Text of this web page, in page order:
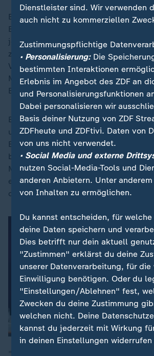
Ein "Fehler" wäre es aber nach seinen
Bedrohungen aus dem Blick zu
jetzt nicht sagen, wir schauen nur auf
zentral die Entwicklung von Drohnen
Verteidigungsfähigkeit ist, wir haben
Marschflugkörper, Raketen und
Bedrohung darstellen."
Bei den neuen Drohnen geht es im
um die Verfügbarkeit großer Mengen
Entwicklungszyklen sind aber sehr
bei Granaten oder Raketen. Es bringt
Militärplanern deswegen wenig,
einer Waffe vorzuhalten, die ihre
oder auch Monaten verloren haben
"Wir brauchen Drohnenabwehr an der
Dienstleister sind. Wir verwenden
auch nicht zu kommerziellen
Zustimmungspflichtige
• Personalisierung:Die
bestimmten Interaktionen
Erlebnis im Angebot des ZDF an
und Personalisierungsfunktionen
Dabei personalisieren wir
Basis deiner Nutzung von ZDF
ZDFheute und ZDFtivi. Daten von
von uns nicht verwendet.
• Social Media und externe
nutzen Social-Media-Tools und
anderen Anbietern. Unter
von Inhalten zu ermöglichen.
Du kannst entscheiden, für
deine Daten speichern und
Dies betrifft nur dein aktuell
"Zustimmen" erklärst du deine
unserer Datenverarbeitung, für die
Einwilligung benötigen. Oder du
"Einstellungen/Ablehnen" fest,
Zwecken du deine Zustimmung
welchen nicht. Deine
kannst du jederzeit mit Wirkung
in deinen Einstellungen